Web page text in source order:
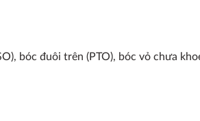
bóc đuôi trên (PTO), bóc vỏ chưa